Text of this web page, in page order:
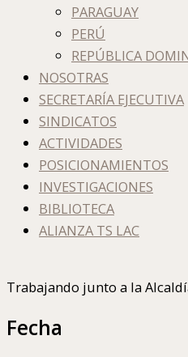
PARAGUAY
PERÚ
REPÚBLICA
NOSOTRAS
SECRETARÍA EJECUTIVA
SINDICATOS
ACTIVIDADES
POSICIONAMIENTOS
INVESTIGACIONES
BIBLIOTECA
ALIANZA TS LAC
Trabajando junto a la
Fecha